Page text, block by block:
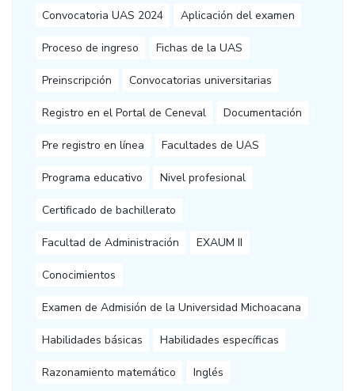
Convocatoria UAS 2024 Aplicación del examen
Proceso de ingreso Fichas de la UAS
Preinscripción Convocatorias universitarias
Registro en el Portal de Ceneval Documentación
Pre registro en línea Facultades de UAS
Programa educativo Nivel profesional
Certificado de bachillerato
Facultad de Administración EXAUM II
Conocimientos
Examen de Admisión de la Universidad Michoacana
Habilidades básicas Habilidades específicas
Razonamiento matemático Inglés